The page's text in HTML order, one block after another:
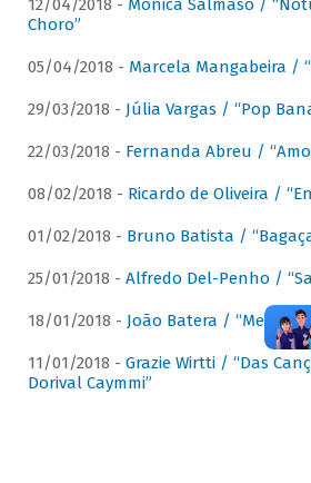
12/04/2018 - Mônica Salmaso /
Choro”
05/04/2018 - Marcela Mangabeira /
29/03/2018 - Júlia Vargas / “Pop
22/03/2018 - Fernanda Abreu /
08/02/2018 - Ricardo de Oliveira /
01/02/2018 - Bruno Batista /
25/01/2018 - Alfredo Del-Penho /
18/01/2018 - João Batera / “Meu
11/01/2018 - Grazie Wirtti / “Das
Dorival Caymmi”